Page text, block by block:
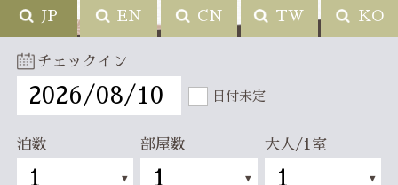
JP EN CN TW KO
チェックイン
日付未定
泊数 部屋数 大人/1室